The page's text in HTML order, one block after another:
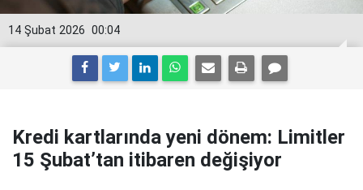
00:04
14 Şubat 2026
Kredi kartlarında yeni dönem: Limitler
15 Şubat’tan itibaren değişiyor